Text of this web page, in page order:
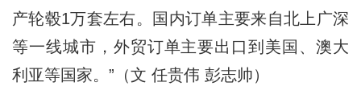
产轮毂1万套左右。国内订单主要来自北上广深
等一线城市，外贸订单主要出口到美国、澳大
利亚等国家。”（文 任贵伟 彭志帅）